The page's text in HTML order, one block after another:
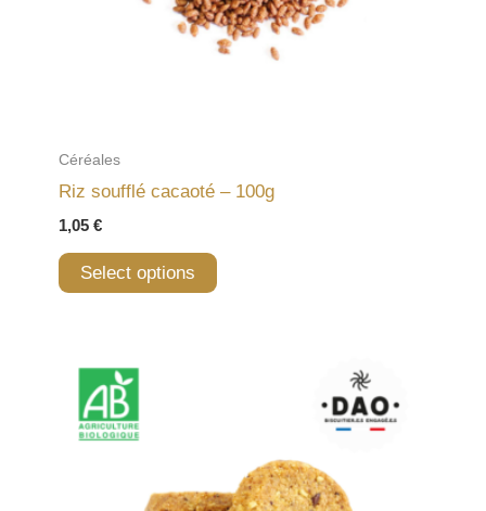
Céréales
Riz soufflé cacaoté – 100g
1,05 €
Select options